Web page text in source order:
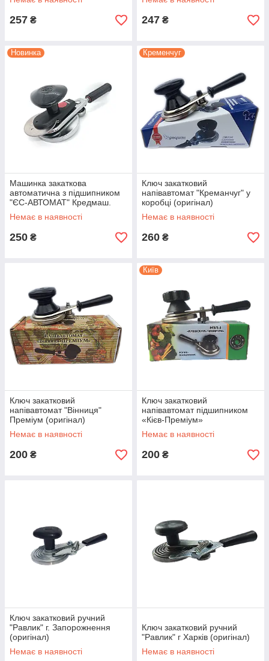
ЩЕЛЧОК під.
Машинка закаточна автомат з підшипником "Щелчок" р.
-П" р. Черкаси (Модернізована-оригінал)
для закочування банок
Тільки оригінальні товари
Ми є офіційним представником виробника.
Високі стандарти обслуговування
Наші співробітники проінструктують, допоможуть
підібрати товар, нададуть знижку і розроблять
вигідна цінова пропозиція для гуртових покупців
257 ₴ 247 ₴
Новинка
Машинка закаткова
автоматична з підшипником
"ЄС-АВТОМАТ" Кредмаш.
Немає в наявності
250 ₴
Кременчуг
Ключ закатковий
напівавтомат "Креманчуг" у
коробці (оригінал)
Немає в наявності
260 ₴
Ключ закатковий
напівавтомат "Вінниця"
Преміум (оригінал)
Немає в наявності
200 ₴
Київ
Ключ закатковий
напівавтомат підшипником
«Кієв-Преміум»
Немає в наявності
200 ₴
Ключ закатковий ручний
"Равлик" г. Запорожнення
(оригінал)
Немає в наявності
Ключ закатковий ручний
"Равлик" г Харків (оригінал)
Немає в наявності